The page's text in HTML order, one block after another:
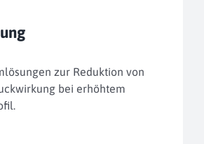
zur Reduktion von
bei erhöhtem